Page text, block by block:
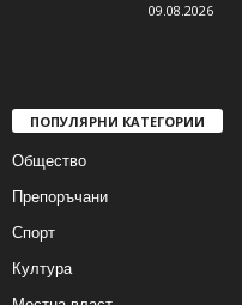
09.08.2026
ПОПУЛЯРНИ КАТЕГОРИИ
Общество
Препоръчани
Спорт
Култура